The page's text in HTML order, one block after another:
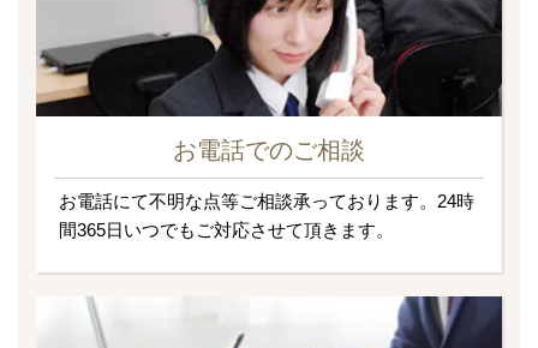
お電話でのご相談
お電話にて不明な点等ご相談承っております。24時
間365日いつでもご対応させて頂きます。